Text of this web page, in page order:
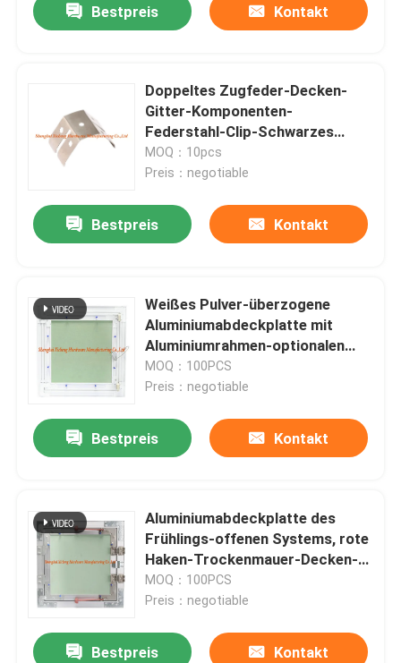
Bestpreis Kontakt
Doppeltes Zugfeder-Decken-
Gitter-Komponenten-
Federstahl-Clip-Schwarzes
phosphatierte verzinktes
MOQ：10pcs
Preis：negotiable
Bestpreis Kontakt
Weißes Pulver-überzogene
Aluminiumabdeckplatte mit
Aluminiumrahmen-optionalen
Schnur-Haken für Decken und
Wand
MOQ：100PCS
Preis：negotiable
Bestpreis Kontakt
Aluminiumabdeckplatte des
Frühlings-offenen Systems, rote
Haken-Trockenmauer-Decken-
Abdeckplatte
MOQ：100PCS
Preis：negotiable
Bestpreis Kontakt